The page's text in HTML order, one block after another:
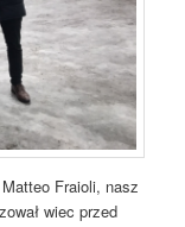
Fraioli, nasz
wiec przed